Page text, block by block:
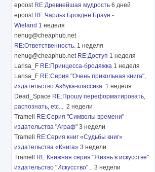
epoost RE:Древнейшая мудрость 6 дней
epoost RE:Чарльз Брокден Браун -
Wieland 1 неделя
nehug@cheaphub.net
RE:Ответственность. 1 неделя
nehug@cheaphub.net RE:Доступ 1 неделя
Larisa_F RE:Принцесса-бродяжка 1 неделя
Larisa_F RE:Серия "Очень прикольная книга",
издательство Азбука-классика 1 неделя
Dead_Space RE:Прошу переформатировать,
распознать, etc... 2 недели
Tramell
RE:Серия "Символы времени"
издательства "Аграф" 3 недели
Tramell
RE:Серия книг «Судьбы книг»
издательства «Книга» 3 недели
Tramell
RE:Книжная серия "Жизнь в искусстве"
издательство "Искусство"... 3 недели